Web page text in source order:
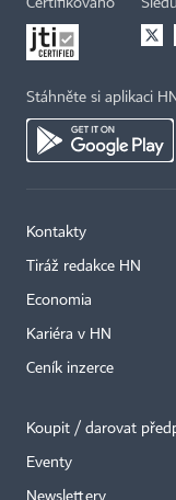
Stáhněte si aplikaci HN
Kontakty
Tiráž redakce HN
Economia
Kariéra v HN
Ceník inzerce
Koupit / darovat
Eventy
Newslettery